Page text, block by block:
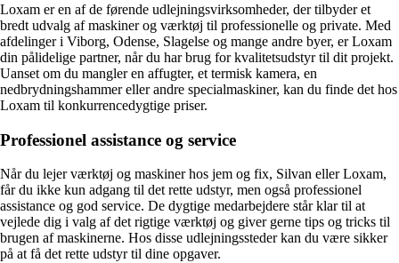
Loxam er en af de førende udlejningsvirksomheder, der tilbyder et
bredt udvalg af maskiner og værktøj til professionelle og private. Med
afdelinger i Viborg, Odense, Slagelse og mange andre byer, er Loxam
din pålidelige partner, når du har brug for kvalitetsudstyr til dit projekt.
Uanset om du mangler en affugter, et termisk kamera, en
nedbrydningshammer eller andre specialmaskiner, kan du finde det hos
Loxam til konkurrencedygtige priser.
Professionel assistance og service
Når du lejer værktøj og maskiner hos jem og fix, Silvan eller Loxam,
får du ikke kun adgang til det rette udstyr, men også professionel
assistance og god service. De dygtige medarbejdere står klar til at
vejlede dig i valg af det rigtige værktøj og giver gerne tips og tricks til
brugen af maskinerne. Hos disse udlejningssteder kan du være sikker
på at få det rette udstyr til dine opgaver.